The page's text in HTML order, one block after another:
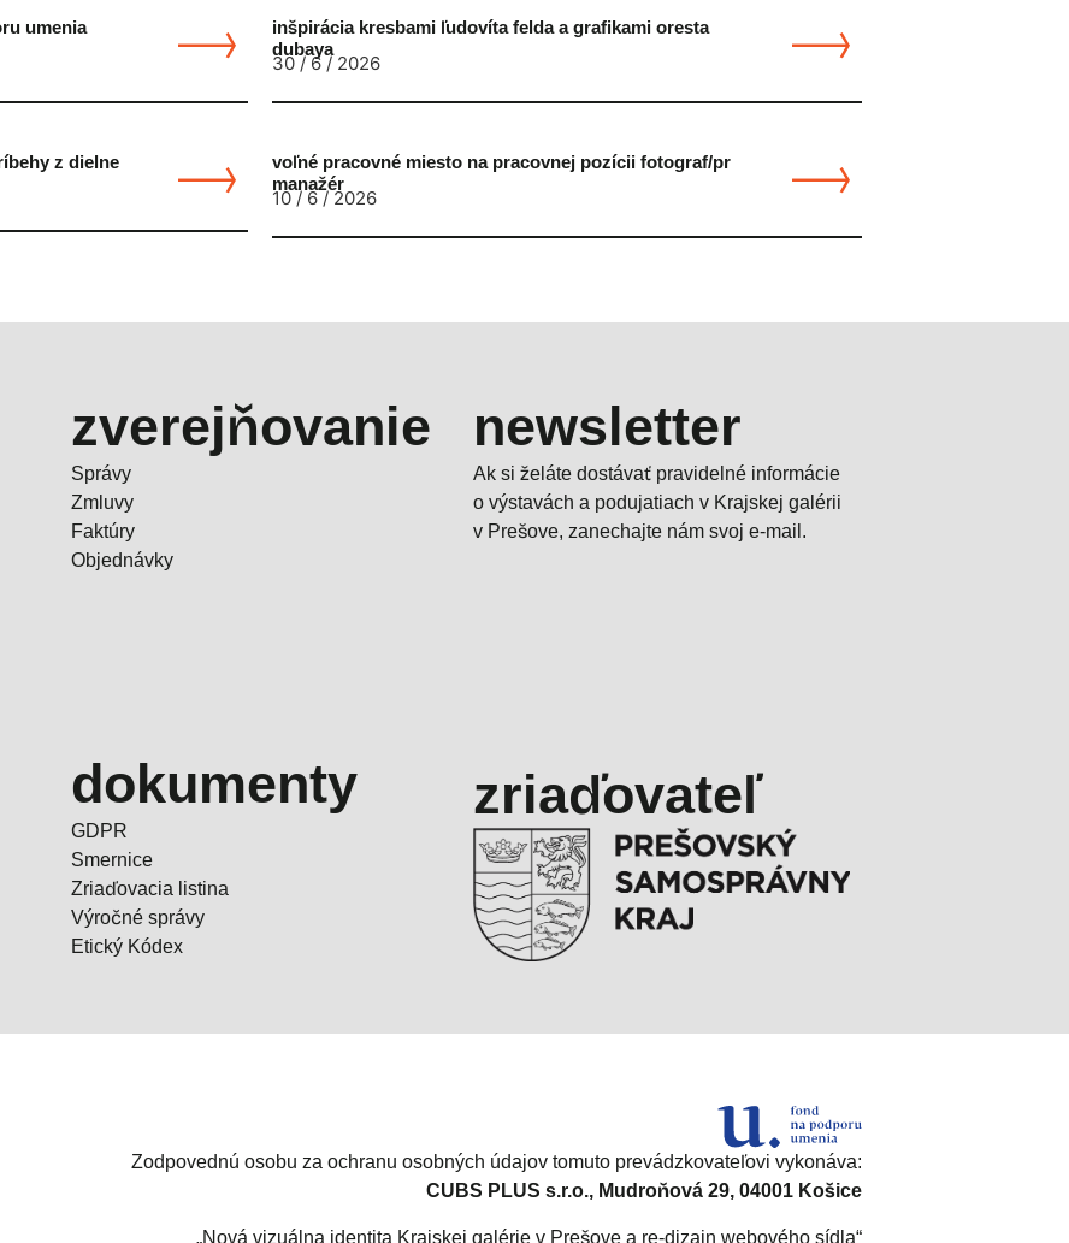
umenia
inšpirácia kresbami ľudovíta felda a grafikami oresta
dubaya
30 / 6 / 2026
z dielne
voľné pracovné miesto na pracovnej pozícii fotograf/pr
manažér
10 / 6 / 2026
zverejňovanie
Správy
Zmluvy
Faktúry
Objednávky
dokumenty
GDPR
Smernice
Zriaďovacia listina
Výročné správy
Etický Kódex
newsletter
Ak si želáte dostávať pravidelné informácie
o výstavách a podujatiach v Krajskej galérii
v Prešove, zanechajte nám svoj e-mail.
zriaďovateľ
Zodpovednú osobu za ochranu osobných údajov tomuto prevádzkovateľovi vykonáva:
CUBS PLUS s.r.o., Mudroňová 29, 04001 Košice
„Nová vizuálna identita Krajskej galérie v Prešove a re-dizajn webového sídla“